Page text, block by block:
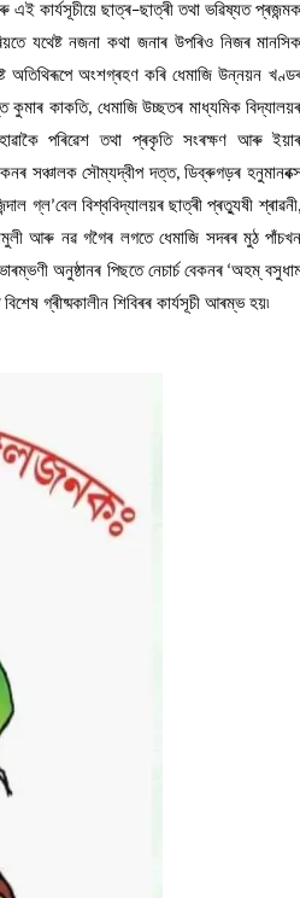
এই কাৰ্যসূচীয়ে ছাত্ৰ–ছাত্ৰী তথা ভৱিষ্যত
যথেষ্ট নজনা কথা জনাৰ উপৰিও নিজৰ
অতিথিৰূপে অংশগ্ৰহণ কৰি ধেমাজি উন্নয়ন
কুমাৰ কাকতি, ধেমাজি উচ্ছতৰ মাধ্যমিক
পৰিৱেশ তথা প্ৰকৃতি সংৰক্ষণ আৰু
সঞ্চালক সৌম্যদ্বীপ দত্ত,ডিব্ৰুগড়ৰ
গ্ল’বেল বিশ্ববিদ্যালয়ৰ ছাত্ৰী প্ৰত্যুষী শ্ৰাৱনী
আৰু নৱ গগৈৰ লগতে ধেমাজি সদৰৰ মুঠ
অনুষ্ঠানৰ পিছতে নেচাৰ্চ বেকনৰ ‘অহম্
বিশেষ গ্ৰীষ্মকালীন শিবিৰৰ কাৰ্যসূচী আৰম্ভ হয়৷